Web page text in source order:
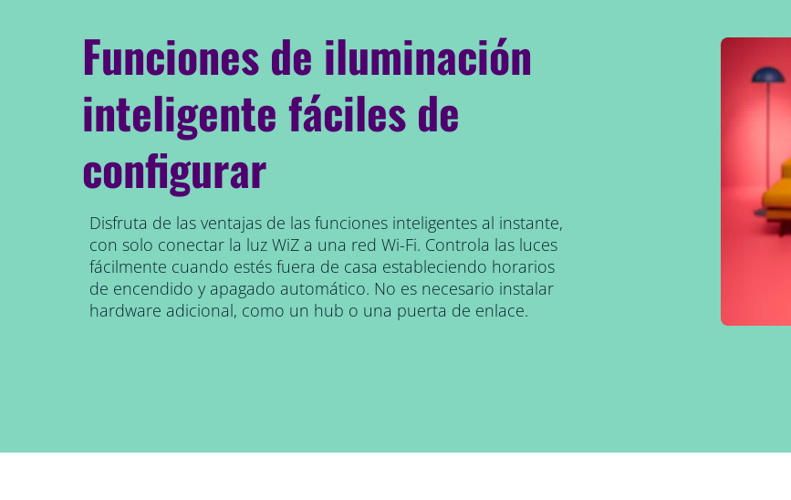
Funciones de iluminación
inteligente fáciles de
configurar
Disfruta de las ventajas de las funciones inteligentes al instante,
con solo conectar la luz WiZ a una red Wi-Fi. Controla las luces
fácilmente cuando estés fuera de casa estableciendo horarios
de encendido y apagado automático. No es necesario instalar
hardware adicional, como un hub o una puerta de enlace.